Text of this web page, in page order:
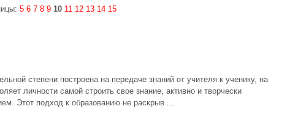
5 6 7 8 9 10 11 12 13 14 15
степени построена на передаче знаний от учителя к ученику, на
личности самой строить свое знание, активно и творчески
Этот подход к образованию не раскрыв ...